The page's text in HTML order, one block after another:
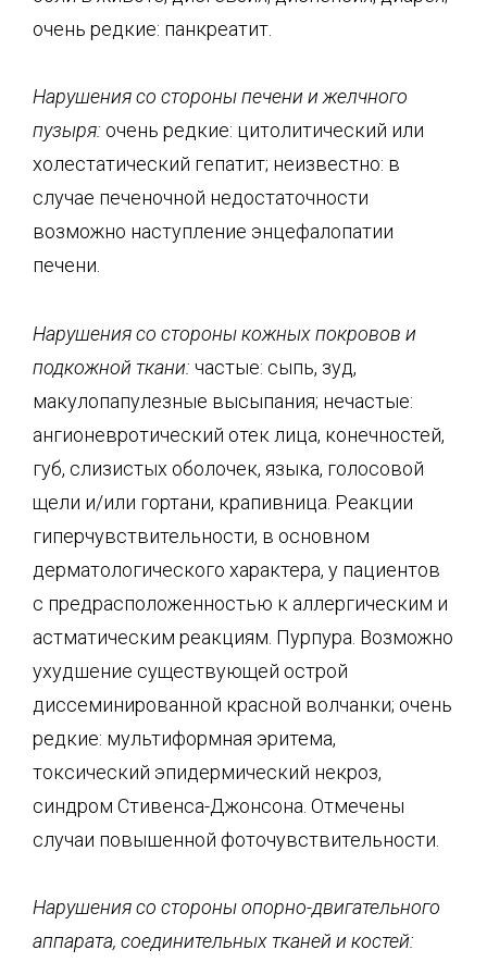
очень редкие: панкреатит.
Нарушения со стороны печени и желчного
пузыря: очень редкие: цитолитический или
холестатический гепатит; неизвестно: в
случае печеночной недостаточности
возможно наступление энцефалопатии
печени.
Нарушения со стороны кожных покровов и
подкожной ткани: частые: сыпь, зуд,
макулопапулезные высыпания; нечастые:
ангионевротический отек лица, конечностей,
губ, слизистых оболочек, языка, голосовой
щели и/или гортани, крапивница. Реакции
гиперчувствительности, в основном
дерматологического характера, у пациентов
с предрасположенностью к аллергическим и
астматическим реакциям. Пурпура. Возможно
ухудшение существующей острой
диссеминированной красной волчанки; очень
редкие: мультиформная эритема,
токсический эпидермический некроз,
синдром Стивенса-Джонсона. Отмечены
случаи повышенной фоточувствительности.
Нарушения со стороны опорно-двигательного
аппарата, соединительных тканей и костей: